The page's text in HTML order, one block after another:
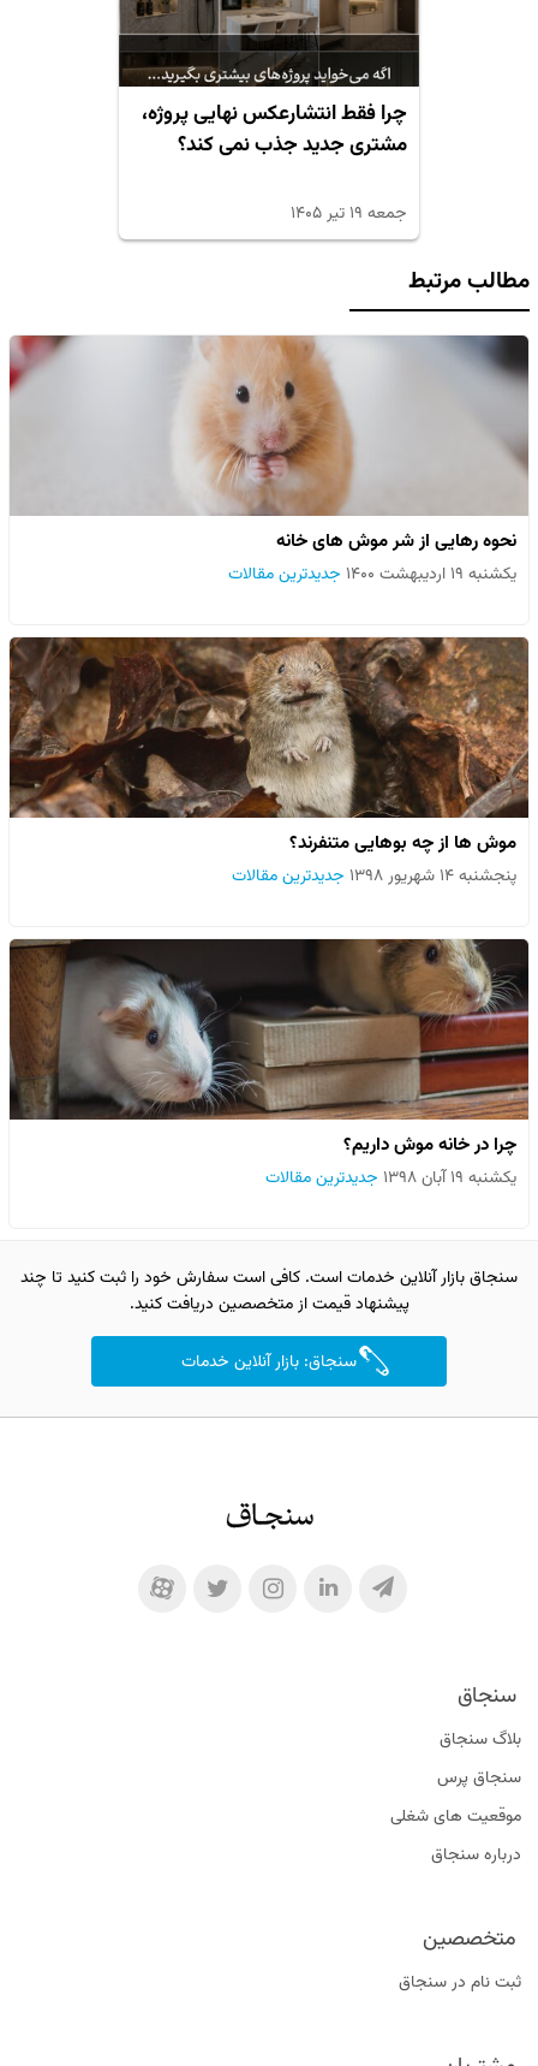
چرا فقط انتشارعکس نهایی پروژه،
مشتری جدید جذب نمی کند؟
جمعه ۱۹ تیر ۱۴۰۵
مطالب مرتبط
نحوه رهایی از شر موش های خانه
یکشنبه ۱۹ اردیبهشت ۱۴۰۰ جدیدترین مقالات
موش ها از چه بوهایی متنفرند؟
پنجشنبه ۱۴ شهریور ۱۳۹۸ جدیدترین مقالات
چرا در خانه موش داریم؟
یکشنبه ۱۹ آبان ۱۳۹۸ جدیدترین مقالات
سنجاق بازار آنلاین خدمات است. کافی است سفارش خود را ثبت کنید تا چند
پیشنهاد قیمت از متخصصین دریافت کنید.
سنجاق: بازار آنلاین خدمات
سنجاق
بلاگ سنجاق
سنجاق پرس
موقعیت‌ های شغلی
درباره سنجاق
متخصصین
ثبت نام در سنجاق